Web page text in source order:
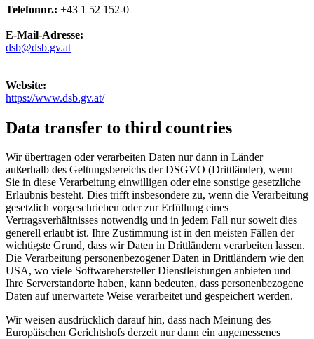
Telefonnr.: +43 1 52 152-0
E-Mail-Adresse:
dsb@dsb.gv.at
Website:
https://www.dsb.gv.at/
Data transfer to third countries
Wir übertragen oder verarbeiten Daten nur dann in Länder
außerhalb des Geltungsbereichs der DSGVO (Drittländer), wenn
Sie in diese Verarbeitung einwilligen oder eine sonstige gesetzliche
Erlaubnis besteht. Dies trifft insbesondere zu, wenn die Verarbeitung
gesetzlich vorgeschrieben oder zur Erfüllung eines
Vertragsverhältnisses notwendig und in jedem Fall nur soweit dies
generell erlaubt ist. Ihre Zustimmung ist in den meisten Fällen der
wichtigste Grund, dass wir Daten in Drittländern verarbeiten lassen.
Die Verarbeitung personenbezogener Daten in Drittländern wie den
USA, wo viele Softwarehersteller Dienstleistungen anbieten und
Ihre Serverstandorte haben, kann bedeuten, dass personenbezogene
Daten auf unerwartete Weise verarbeitet und gespeichert werden.
Wir weisen ausdrücklich darauf hin, dass nach Meinung des
Europäischen Gerichtshofs derzeit nur dann ein angemessenes